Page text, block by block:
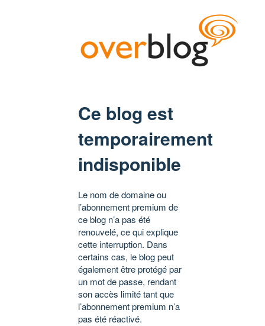
Ce blog est
temporairement
indisponible
Le nom de domaine ou
l’abonnement premium de
ce blog n’a pas été
renouvelé, ce qui explique
cette interruption. Dans
certains cas, le blog peut
également être protégé par
un mot de passe, rendant
son accès limité tant que
l’abonnement premium n’a
pas été réactivé.